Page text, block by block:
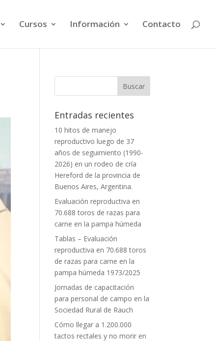
Cursos Información Contacto
Entradas recientes
10 hitos de manejo
reproductivo luego de 37
años de seguimiento (1990-
2026) en un rodeo de cría
Hereford de la provincia de
Buenos Aires, Argentina.
Evaluación reproductiva en
70.688 toros de razas para
carne en la pampa húmeda
Tablas – Evaluación
reproductiva en 70.688 toros
de razas para carne en la
pampa húmeda 1973/2025
Jornadas de capacitación
para personal de campo en la
Sociedad Rural de Rauch
Cómo llegar a 1.200.000
tactos rectales y no morir en